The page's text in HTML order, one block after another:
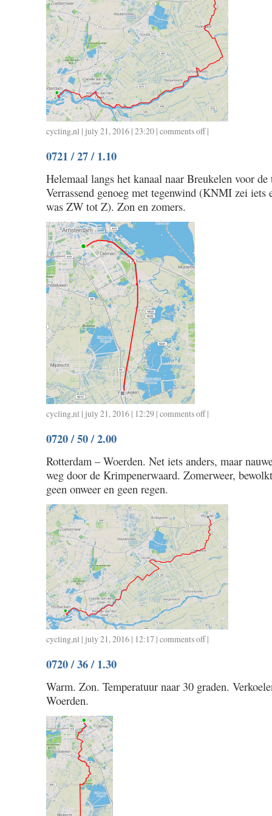
cycling,nl | july 21, 2016 | 23:20 | comments offon
/
2.10
|
0721 / 27 / 1.10
Helemaal langs het kanaal naar Breukelen voor
Verrassend genoeg met tegenwind (KNMI zei iets
was ZW tot Z). Zon en zomers.
cycling,nl | july 21, 2016 | 12:29 | comments offon
/
1.10
|
0720 / 50 / 2.00
Rotterdam – Woerden. Net iets anders, maar
weg door de Krimpenerwaard. Zomerweer,
geen onweer en geen regen.
cycling,nl | july 21, 2016 | 12:17 | comments offon
/
|
0720 / 36 / 1.30
Warm. Zon. Temperatuur naar 30 graden.
Woerden.